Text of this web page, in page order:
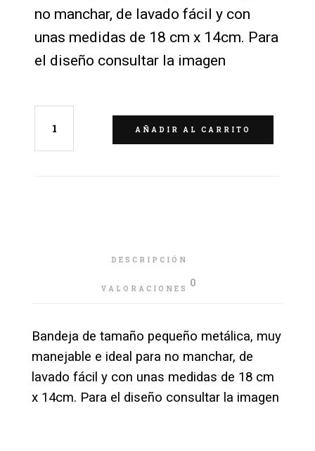
no manchar, de lavado fácil y con
unas medidas de 18 cm x 14cm. Para
el diseño consultar la imagen
AÑADIR AL CARRITO
DESCRIPCIÓN
VALORACIONES 0
Bandeja de tamaño pequeño metálica, muy
manejable e ideal para no manchar, de
lavado fácil y con unas medidas de 18 cm
x 14cm. Para el diseño consultar la imagen